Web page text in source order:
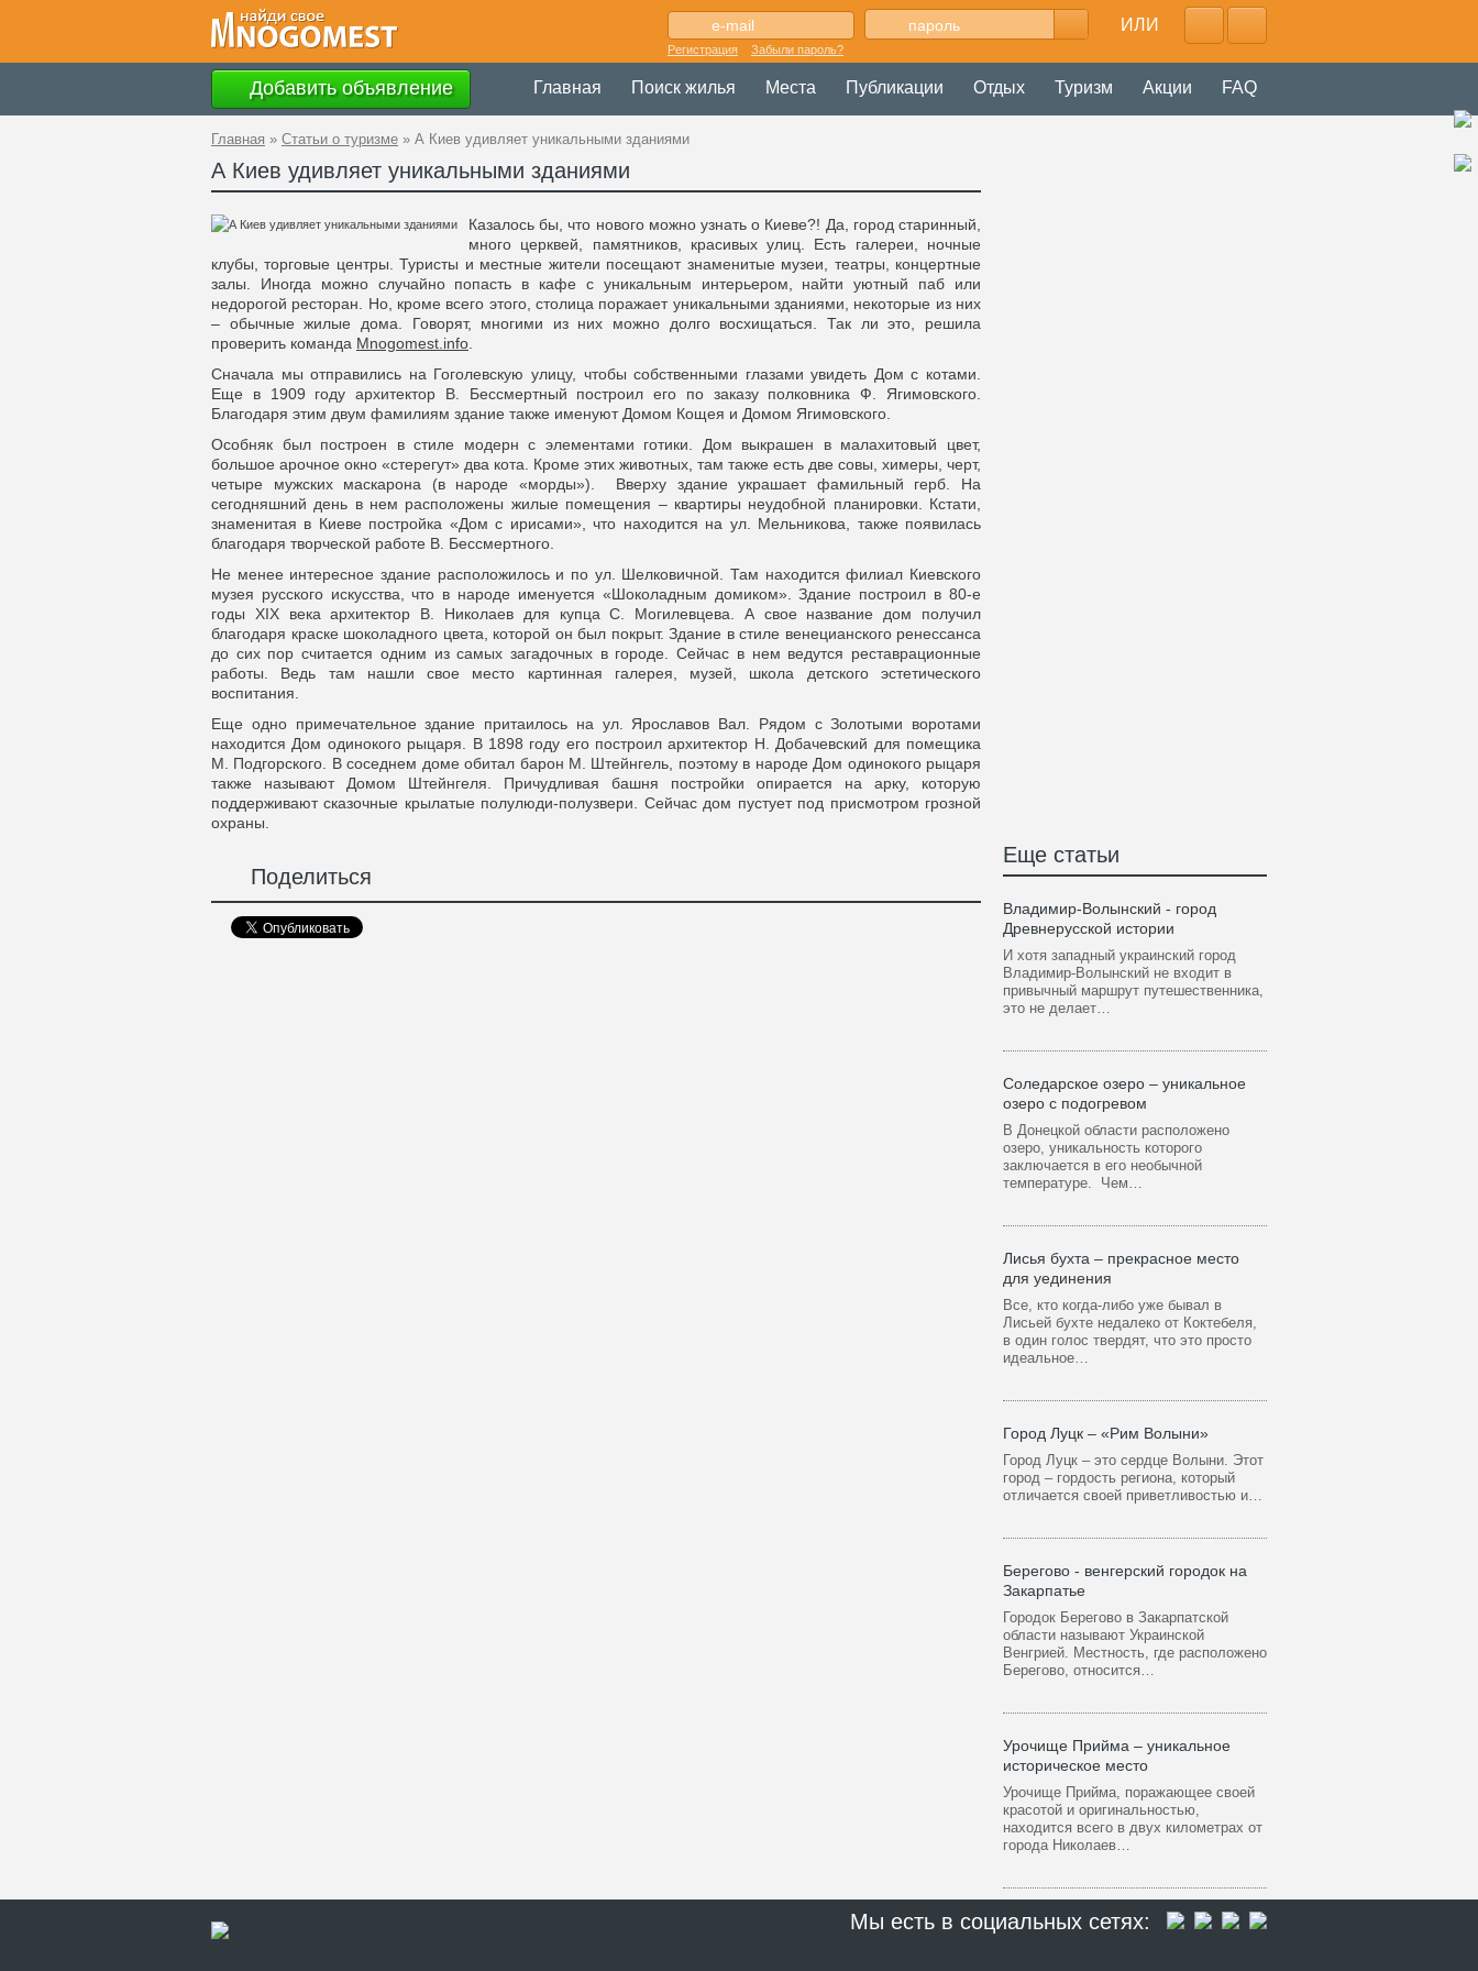
ИЛИ
Регистрация Забыли пароль?
Добавить объявление Главная Поиск жилья Места Публикации Отдых Туризм Акции FAQ
Главная » Статьи о туризме » А Киев удивляет уникальными зданиями
А Киев удивляет уникальными зданиями
Казалось бы, что нового можно узнать о Киеве?! Да, город старинный,
много церквей, памятников, красивых улиц. Есть галереи, ночные
клубы, торговые центры. Туристы и местные жители посещают знаменитые музеи, театры, концертные
залы. Иногда можно случайно попасть в кафе с уникальным интерьером, найти уютный паб или
недорогой ресторан. Но, кроме всего этого, столица поражает уникальными зданиями, некоторые из них
– обычные жилые дома. Говорят, многими из них можно долго восхищаться. Так ли это, решила
проверить команда Mnogomest.info
Сначала мы отправились на Гоголевскую улицу, чтобы собственными глазами увидеть Дом с котами.
Еще в 1909 году архитектор В. Бессмертный построил его по заказу полковника Ф. Ягимовского.
Благодаря этим двум фамилиям здание также именуют Домом Кощея и Домом Ягимовского.
Особняк был построен в стиле модерн с элементами готики. Дом выкрашен в малахитовый цвет,
большое арочное окно «стерегут» два кота. Кроме этих животных, там также есть две совы, химеры, черт,
четыре мужских маскарона (в народе «морды»). Вверху здание украшает фамильный герб. На
сегодняшний день в нем расположены жилые помещения – квартиры неудобной планировки. Кстати,
знаменитая в Киеве постройка «Дом с ирисами», что находится на ул. Мельникова, также появилась
благодаря творческой работе В. Бессмертного.
Не менее интересное здание расположилось и по ул. Шелковичной. Там находится филиал Киевского
музея русского искусства, что в народе именуется «Шоколадным домиком». Здание построил в 80-е
годы XIX века архитектор В. Николаев для купца С. Могилевцева. А свое название дом получил
благодаря краске шоколадного цвета, которой он был покрыт. Здание в стиле венецианского ренессанса
до сих пор считается одним из самых загадочных в городе. Сейчас в нем ведутся реставрационные
работы. Ведь там нашли свое место картинная галерея, музей, школа детского эстетического
воспитания.
Еще одно примечательное здание притаилось на ул. Ярославов Вал. Рядом с Золотыми воротами
находится Дом одинокого рыцаря. В 1898 году его построил архитектор Н. Добачевский для помещика
М. Подгорского. В соседнем доме обитал барон М. Штейнгель, поэтому в народе Дом одинокого рыцаря
также называют Домом Штейнгеля. Причудливая башня постройки опирается на арку, которую
поддерживают сказочные крылатые полулюди-полузвери. Сейчас дом пустует под присмотром грозной
охраны.
Поделиться
Еще статьи
Владимир-Волынский - город
Древнерусской истории
И хотя западный украинский город
Владимир-Волынский не входит в
привычный маршрут путешественника,
это не делает…
Соледарское озеро – уникальное
озеро с подогревом
В Донецкой области расположено
озеро, уникальность которого
заключается в его необычной
температуре. Чем…
Лисья бухта – прекрасное место
для уединения
Все, кто когда-либо уже бывал в
Лисьей бухте недалеко от Коктебеля,
в один голос твердят, что это просто
идеальное…
Город Луцк – «Рим Волыни»
Город Луцк – это сердце Волыни. Этот
город – гордость региона, который
отличается своей приветливостью и…
Берегово - венгерский городок на
Закарпатье
Городок Берегово в Закарпатской
области называют Украинской
Венгрией. Местность, где расположено
Берегово, относится…
Урочище Прийма – уникальное
историческое место
Урочище Прийма, поражающее своей
красотой и оригинальностью,
находится всего в двух километрах от
города Николаев…
Мы есть в социальных сетях: